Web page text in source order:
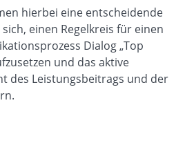
hierbei eine entscheidende
einen Regelkreis für einen
Dialog „Top
und das aktive
des Leistungsbeitrags und der